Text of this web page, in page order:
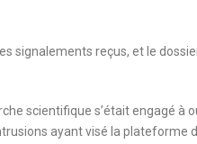
signalements reçus, et le
scientifique s’était engagé à
ayant visé la plateforme